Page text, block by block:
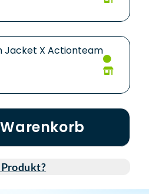
Jacket X Actionteam
Produkt?